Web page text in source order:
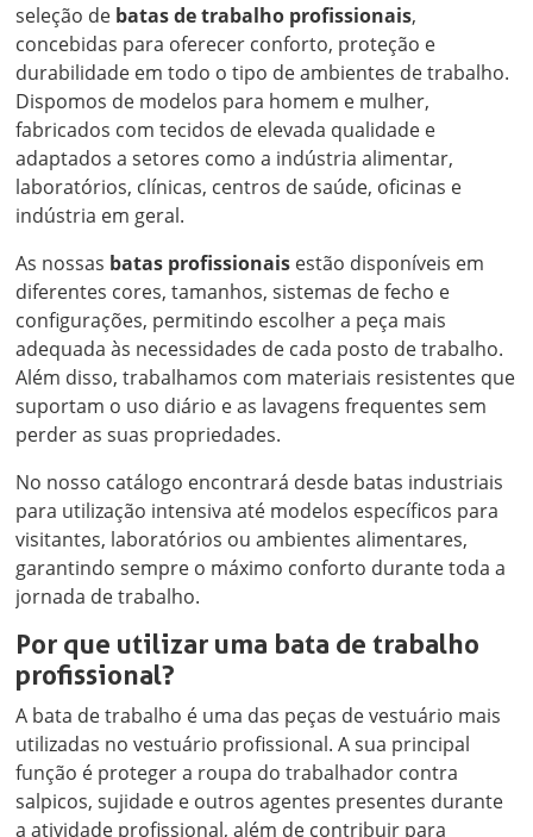
seleção de batas de trabalho profissionais,
concebidas para oferecer conforto, proteção e
durabilidade em todo o tipo de ambientes de trabalho.
Dispomos de modelos para homem e mulher,
fabricados com tecidos de elevada qualidade e
adaptados a setores como a indústria alimentar,
laboratórios, clínicas, centros de saúde, oficinas e
indústria em geral.
As nossas batas profissionais estão disponíveis em
diferentes cores, tamanhos, sistemas de fecho e
configurações, permitindo escolher a peça mais
adequada às necessidades de cada posto de trabalho.
Além disso, trabalhamos com materiais resistentes que
suportam o uso diário e as lavagens frequentes sem
perder as suas propriedades.
No nosso catálogo encontrará desde batas industriais
para utilização intensiva até modelos específicos para
visitantes, laboratórios ou ambientes alimentares,
garantindo sempre o máximo conforto durante toda a
jornada de trabalho.
Por que utilizar uma bata de trabalho
profissional?
A bata de trabalho é uma das peças de vestuário mais
utilizadas no vestuário profissional. A sua principal
função é proteger a roupa do trabalhador contra
salpicos, sujidade e outros agentes presentes durante
a atividade profissional, além de contribuir para